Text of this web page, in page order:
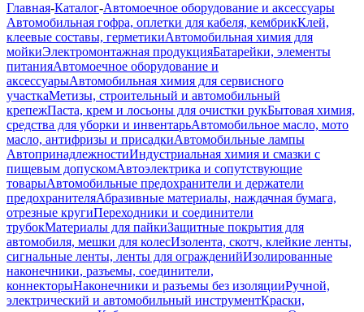
Главная-Каталог-Автомоечное оборудование и аксессуары
Автомобильная гофра, оплетки для кабеля, кембрикКлей,
клеевые составы, герметикиАвтомобильная химия для
мойкиЭлектромонтажная продукцияБатарейки, элементы
питанияАвтомоечное оборудование и
аксессуарыАвтомобильная химия для сервисного
участкаМетизы, строительный и автомобильный
крепежПаста, крем и лосьоны для очистки рукБытовая химия,
средства для уборки и инвентарьАвтомобильное масло, мото
масло, антифризы и присадкиАвтомобильные лампы
АвтопринадлежностиИндустриальная химия и смазки с
пищевым допускомАвтоэлектрика и сопутствующие
товарыАвтомобильные предохранители и держатели
предохранителяАбразивные материалы, наждачная бумага,
отрезные кругиПереходники и соединители
трубокМатериалы для пайкиЗащитные покрытия для
автомобиля, мешки для колесИзолента, скотч, клейкие ленты,
сигнальные ленты, ленты для огражденийИзолированные
наконечники, разъемы, соединители,
коннекторыНаконечники и разъемы без изоляцииРучной,
электрический и автомобильный инструментКраски,